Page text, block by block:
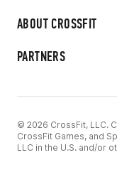
ABOUT CROSSFIT
PARTNERS
© 2026 CrossFit, LLC.
CrossFit Games, and
LLC in the U.S. and/or